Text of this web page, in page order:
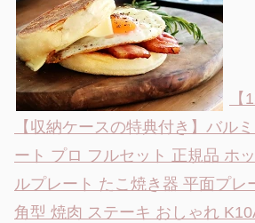
【
【収納ケースの特典付き】バル
ート プロ フルセット 正規品 ホ
ルプレート たこ焼き器 平面プレ
角型 焼肉 ステーキ おしゃれ